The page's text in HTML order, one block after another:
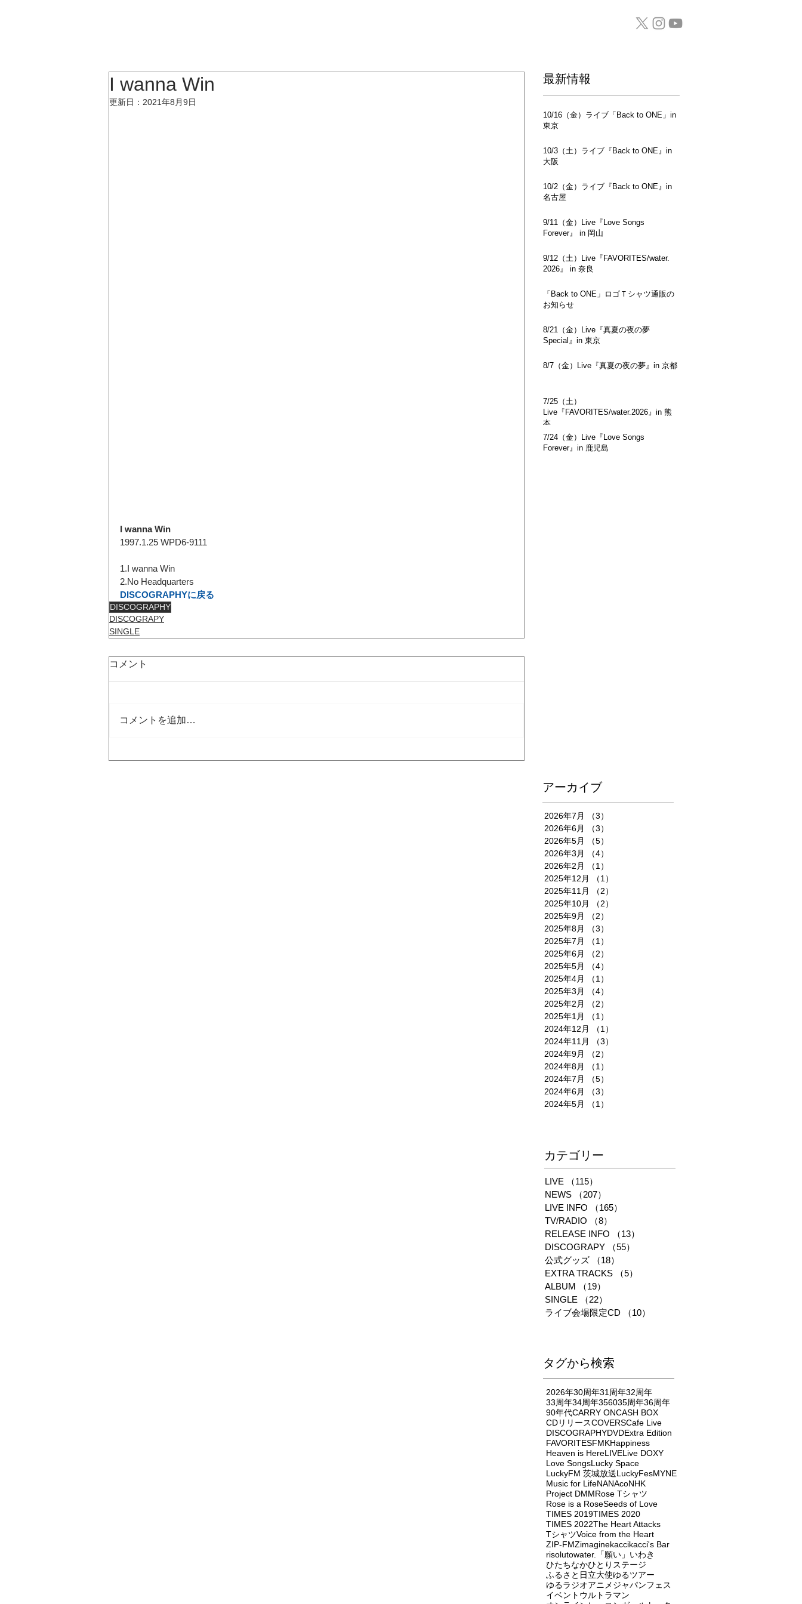
I wanna Win
更新日： 2021年8月9日
I wanna Win
1997.1.25 WPD6-9111
1.I wanna Win
2.No Headquarters
DISCOGRAPHYに戻る
DISCOGRAPHY
DISCOGRAPY
SINGLE
コメント
コメントを追加…
​最新情報
10/16（金）ライブ「Back to ONE」in
東京
10/3（土）ライブ『Back to ONE』in
大阪
10/2（金）ライブ『Back to ONE』in
名古屋
9/11（金）Live『Love Songs
Forever』 in 岡山
9/12（土）Live『FAVORITES/water.
2026』 in 奈良
「Back to ONE」ロゴＴシャツ通販の
お知らせ
8/21（金）Live『真夏の夜の夢
Special』in 東京
8/7（金）Live『真夏の夜の夢』in 京都
7/25（土）
Live『FAVORITES/water.2026』in 熊
本
7/24（金）Live『Love Songs
Forever』in 鹿児島
アーカイブ
2026年7月 （3）
2026年6月
（3）
2026年5月
（5）
2026年3月
（4）
2026年2月
（1）
2025年12月
（1）
2025年11月
（2）
2025年10月
（2）
2025年9月
（2）
2025年8月
（3）
2025年7月
（1）
2025年6月
（2）
2025年5月
（4）
2025年4月
（1）
2025年3月
（4）
2025年2月
（2）
2025年1月
（1）
2024年12月
（1）
2024年11月
（3）
2024年9月
（2）
2024年8月
（1）
2024年7月
（5）
2024年6月
（3）
2024年5月
（1）
​カテゴリー
LIVE （115）
NEWS
（207）
LIVE INFO
（165）
TV/RADIO
（8）
RELEASE INFO
（13）
DISCOGRAPY
（55）
公式グッズ
（18）
EXTRA TRACKS
（5）
ALBUM
（19）
SINGLE
（22）
ライブ会場限定CD
（10）
タグから検索
2026年30周年31周年32周年
33周年34周年356035周年36周年
90年代CARRY ONCASH BOX
CDリリースCOVERSCafe Live
DISCOGRAPHYDVDExtra Edition
FAVORITESFMKHappiness
Heaven is HereLIVELive DOXY
Love SongsLucky Space
LuckyFM 茨城放送LuckyFesMYNE
Music for LifeNANAcoNHK
Project DMMRose Tシャツ
Rose is a RoseSeeds of Love
TIMES 2019TIMES 2020
TIMES 2022The Heart Attacks
TシャツVoice from the Heart
ZIP-FMZimaginekaccikacci's Bar
risolutowater. 「願い」 いわき
ひたちなかひとりステージ
ふるさと日立大使ゆるツアー
ゆるラジオアニメジャパンフェス
イベント ウルトラマン